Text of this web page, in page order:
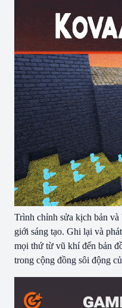
Trình chỉnh sửa kịch bản
giới sáng tạo. Ghi lại và
mọi thứ từ vũ khí đến bản
trong cộng đồng sôi động